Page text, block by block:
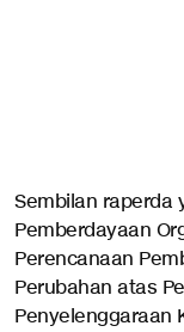
Sembilan raperda
Pemberdayaan
Perencanaan
Perubahan atas
Penyelenggaraan